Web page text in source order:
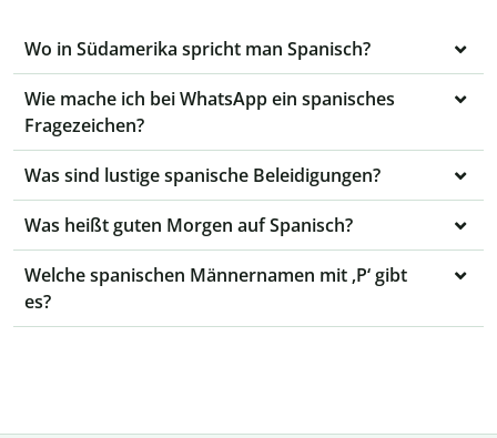
Wo in Südamerika spricht man Spanisch?
Wie mache ich bei WhatsApp ein spanisches
Fragezeichen?
Was sind lustige spanische Beleidigungen?
Was heißt guten Morgen auf Spanisch?
Welche spanischen Männernamen mit ‚P‘ gibt
es?